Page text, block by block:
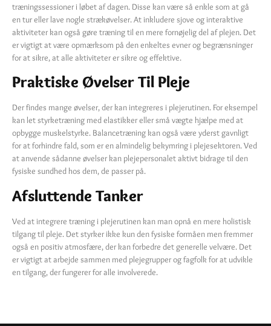
træningssessioner i løbet af dagen. Disse kan være så enkle som at gå
en tur eller lave nogle strækøvelser. At inkludere sjove og interaktive
aktiviteter kan også gøre træning til en mere fornøjelig del af plejen. Det
er vigtigt at være opmærksom på den enkeltes evner og begrænsninger
for at sikre, at alle aktiviteter er sikre og effektive.
Praktiske Øvelser Til Pleje
Der findes mange øvelser, der kan integreres i plejerutinen. For eksempel
kan let styrketræning med elastikker eller små vægte hjælpe med at
opbygge muskelstyrke. Balancetræning kan også være yderst gavnligt
for at forhindre fald, som er en almindelig bekymring i plejesektoren. Ved
at anvende sådanne øvelser kan plejepersonalet aktivt bidrage til den
fysiske sundhed hos dem, de passer på.
Afsluttende Tanker
Ved at integrere træning i plejerutinen kan man opnå en mere holistisk
tilgang til pleje. Det styrker ikke kun den fysiske formåen men fremmer
også en positiv atmosfære, der kan forbedre det generelle velvære. Det
er vigtigt at arbejde sammen med plejegrupper og fagfolk for at udvikle
en tilgang, der fungerer for alle involverede.